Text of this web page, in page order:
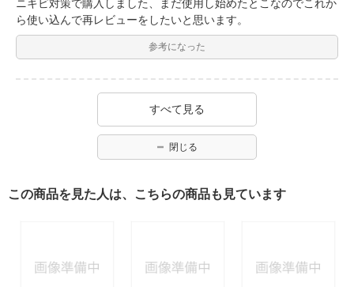
ニキビ対策で購入しました、まだ使用し始めたとこなのでこれか
ら使い込んで再レビューをしたいと思います。
参考になった
すべて見る
閉じる
この商品を見た人は、こちらの商品も見ています